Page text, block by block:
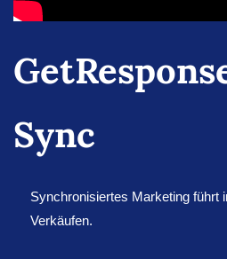
Sync
Synchronisiertes Marketing führt
Verkäufen.